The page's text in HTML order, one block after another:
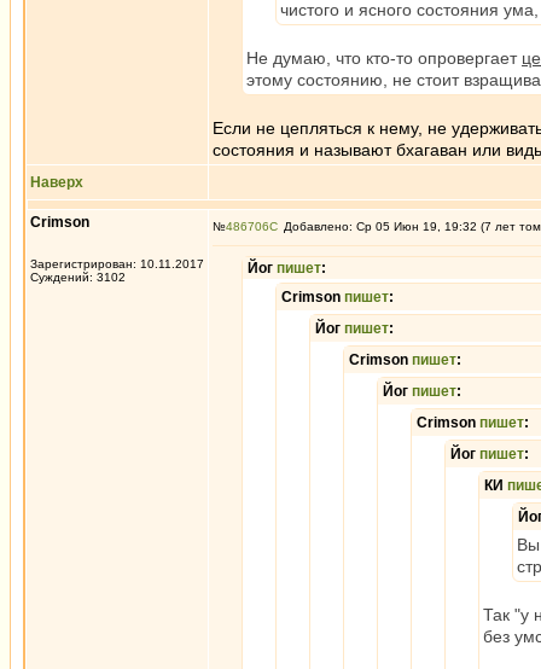
чистого и ясного состояния
Не думаю, что кто-то опровергает
этому состоянию, не стоит
Если не цепляться к нему, не
состояния и называют бхагаван или
Наверх
Crimson
Зарегистрирован: 10.11.2017
Суждений: 3102
№486706 Добавлено: Ср 05 Июн 19, 19:32 (7 лет
Йог пишет:
Crimson пишет:
Йог пишет:
Crimson пишет:
Йог пишет:
Crimson пишет:
Йог пишет:
КИ
Вы
Так "у
без